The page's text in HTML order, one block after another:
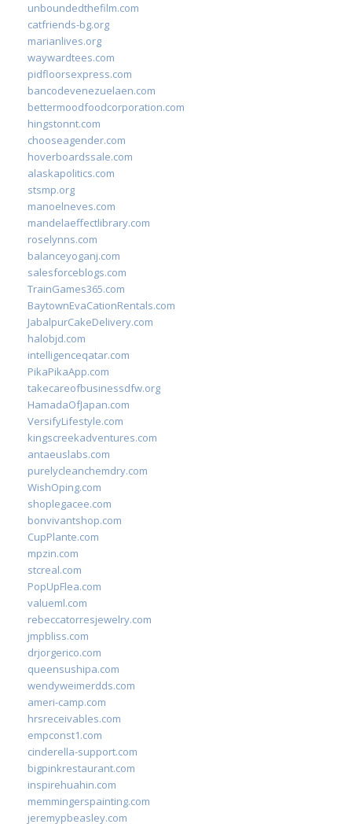
unboundedthefilm.com
catfriends-bg.org
marianlives.org
waywardtees.com
pidfloorsexpress.com
bancodevenezuelaen.com
bettermoodfoodcorporation.com
hingstonnt.com
chooseagender.com
hoverboardssale.com
alaskapolitics.com
stsmp.org
manoelneves.com
mandelaeffectlibrary.com
roselynns.com
balanceyoganj.com
salesforceblogs.com
TrainGames365.com
BaytownEvaCationRentals.com
JabalpurCakeDelivery.com
halobjd.com
intelligenceqatar.com
PikaPikaApp.com
takecareofbusinessdfw.org
HamadaOfJapan.com
VersifyLifestyle.com
kingscreekadventures.com
antaeuslabs.com
purelycleanchemdry.com
WishOping.com
shoplegacee.com
bonvivantshop.com
CupPlante.com
mpzin.com
stcreal.com
PopUpFlea.com
valueml.com
rebeccatorresjewelry.com
jmpbliss.com
drjorgerico.com
queensushipa.com
wendyweimerdds.com
ameri-camp.com
hrsreceivables.com
empconst1.com
cinderella-support.com
bigpinkrestaurant.com
inspirehuahin.com
memmingerspainting.com
jeremypbeasley.com